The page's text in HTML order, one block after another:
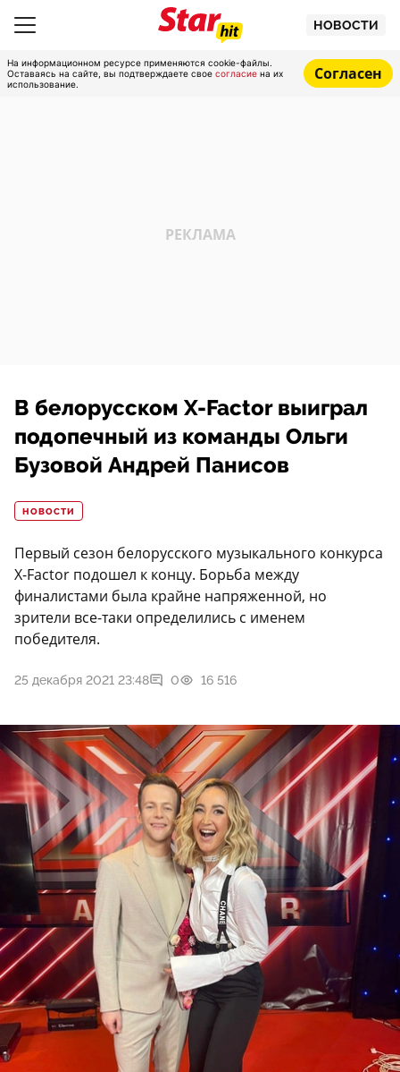
НОВОСТИ
На информационном ресурсе применяются cookie-файлы.
Оставаясь на сайте, вы подтверждаете свое согласие на их
использование.
Согласен
В белорусском X-Factor выиграл
подопечный из команды Ольги
Бузовой Андрей Панисов
НОВОСТИ
Первый сезон белорусского музыкального конкурса
X-Factor подошел к концу. Борьба между
финалистами была крайне напряженной, но
зрители все-таки определились с именем
победителя.
25 декабря 2021 23:48 0 16 516